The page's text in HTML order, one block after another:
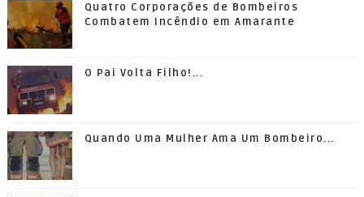
Quatro Corporações de Bombeiros
Combatem Incêndio em Amarante
O Pai Volta Filho!...
Quando Uma Mulher Ama Um Bombeiro...